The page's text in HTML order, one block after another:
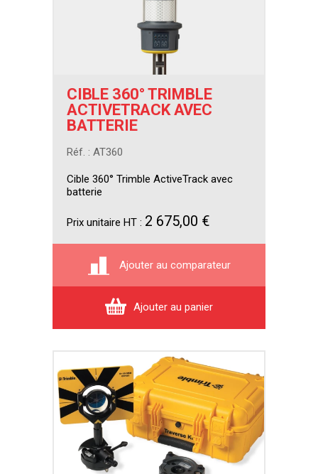
CIBLE 360° TRIMBLE
ACTIVETRACK AVEC
BATTERIE
Réf. : AT360
Cible 360° Trimble ActiveTrack avec
batterie
Prix unitaire HT : 2 675,00 €
Ajouter au comparateur
Ajouter au panier